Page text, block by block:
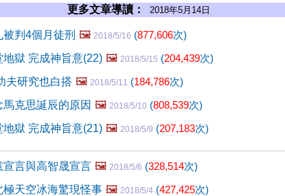
更多文章導讀： 2018年5月14日
判4個月徒刑 🖼️ 2018/5/16 (877,606次)
獄 完成神旨意(22) 🖼️ 2018/5/15 (204,439次)
夫研究也白搭 🖼️ 2018/5/11 (184,786次)
克思誕辰的原因 🖼️ 2018/5/10 (808,539次)
獄 完成神旨意(21) 🖼️ 2018/5/9 (207,183次)
言與高智晟宣言 🖼️ 2018/5/6 (328,514次)
天空冰海驚現怪事 🖼️ 2018/5/4 (427,425次)